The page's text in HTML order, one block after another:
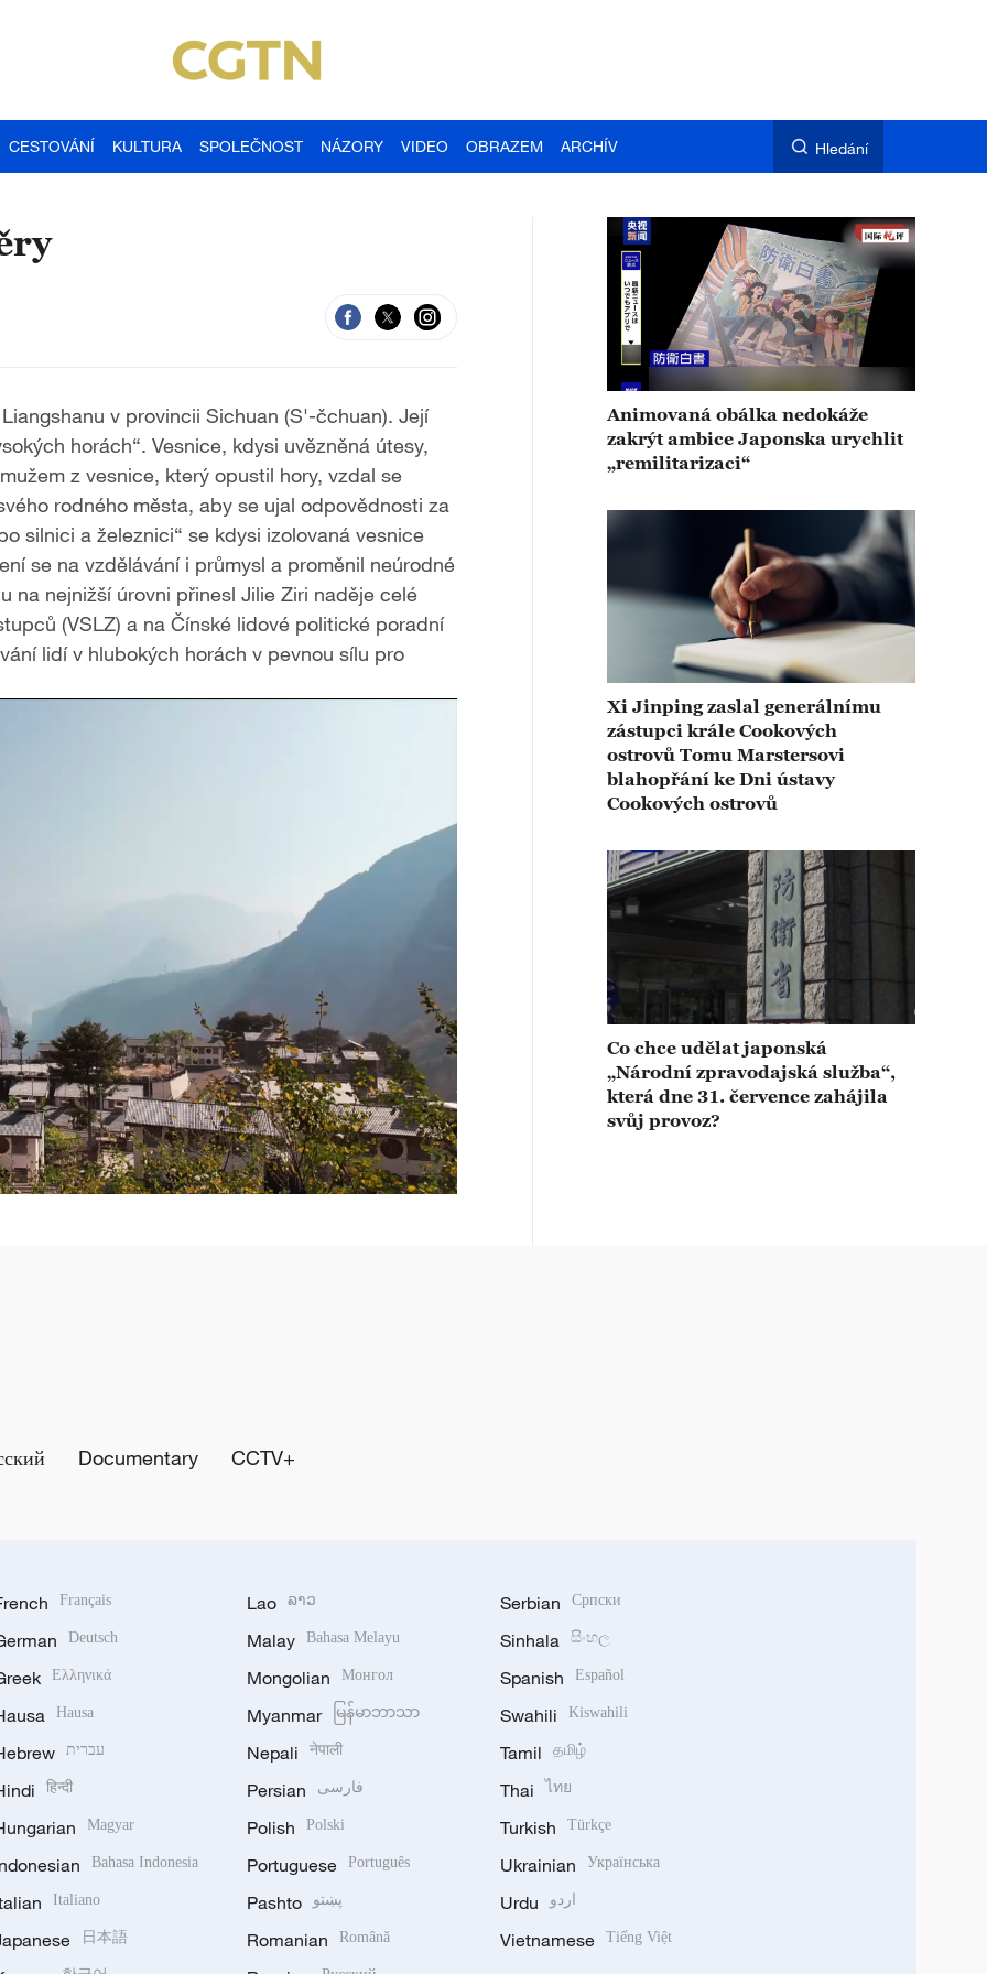
CESTOVÁNÍ KULTURA SPOLEČNOST NÁZORY VIDEO OBRAZEM ARCHÍV Hledání
v provincii Sichuan (S'-čchuan). Její
horách“. Vesnice, kdysi uvězněná útesy,
z vesnice, který opustil hory, vzdal se
rodného města, aby se ujal odpovědnosti za
silnici a železnici“ se kdysi izolovaná vesnice
se na vzdělávání i průmysl a proměnil neúrodné
na nejnižší úrovni přinesl Jilie Ziri naděje celé
(VSLZ) a na Čínské lidové politické poradní
lidí v hlubokých horách v pevnou sílu pro
Animovaná obálka nedokáže
zakrýt ambice Japonska urychlit
„remilitarizaci“
Xi Jinping zaslal generálnímu
zástupci krále Cookových
ostrovů Tomu Marstersovi
blahopřání ke Dni ústavy
Cookových ostrovů
Co chce udělat japonská
„Národní zpravodajská služba“,
která dne 31. července zahájila
svůj provoz?
Documentary CCTV+
Français
Deutsch
Ελληνικά
Hausa
עברית
हिन्दी
Magyar
Bahasa Indonesia
Italiano
日本語
Lao ລາວ
Malay Bahasa Melayu
Mongolian Монгол
Myanmar မြန်မာဘာသာ
Nepali नेपाली
Persian فارسی
Polish Polski
Portuguese Português
Pashto پښتو
Romanian Română
Serbian Српски
Sinhala සිංහල
Spanish Español
Swahili Kiswahili
Tamil தமிழ்
Thai ไทย
Turkish Türkçe
Ukrainian Українська
Urdu اردو
Vietnamese Tiếng Việt